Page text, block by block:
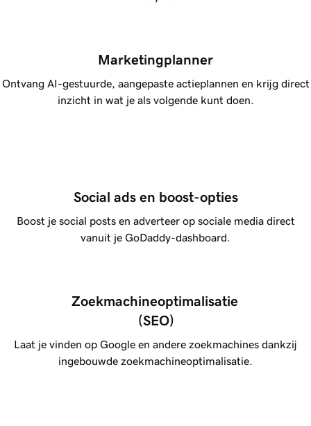
Marketingplanner
Ontvang AI-gestuurde, aangepaste actieplannen en krijg direct
inzicht in wat je als volgende kunt doen.
Social ads en boost-opties
Boost je social posts en adverteer op sociale media direct
vanuit je GoDaddy-dashboard.
Zoekmachineoptimalisatie
(SEO)
Laat je vinden op Google en andere zoekmachines dankzij
ingebouwde zoekmachineoptimalisatie.